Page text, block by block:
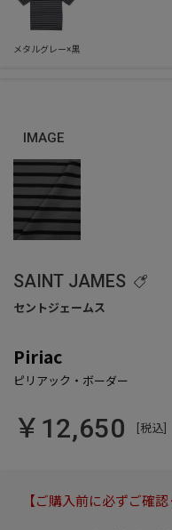
IMAGE
SAINT JAMES
Piriac
￥12,650 [税込]
【ご購入前に必ずご確認